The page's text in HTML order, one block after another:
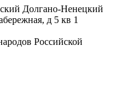
Долгано-Ненецкий
д 5 кв 1
Российской